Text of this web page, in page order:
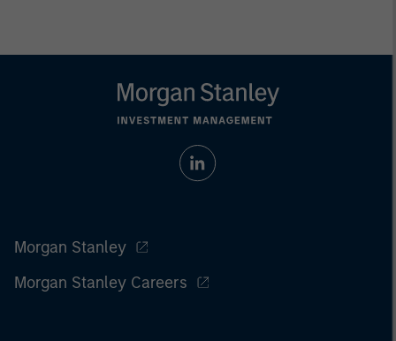
Morgan Stanley
Morgan Stanley Careers